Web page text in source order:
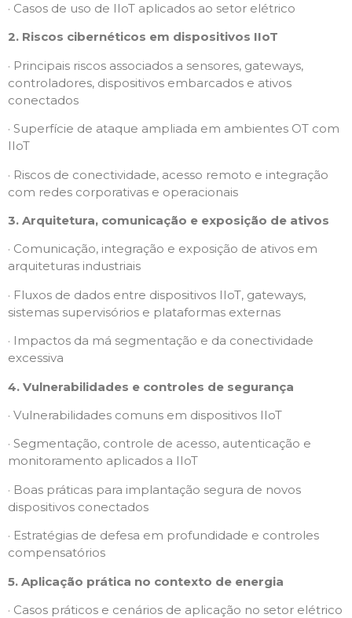
· Casos de uso de IIoT aplicados ao setor elétrico
2. Riscos cibernéticos em dispositivos IIoT
· Principais riscos associados a sensores, gateways,
controladores, dispositivos embarcados e ativos
conectados
· Superfície de ataque ampliada em ambientes OT com
IIoT
· Riscos de conectividade, acesso remoto e integração
com redes corporativas e operacionais
3. Arquitetura, comunicação e exposição de ativos
· Comunicação, integração e exposição de ativos em
arquiteturas industriais
· Fluxos de dados entre dispositivos IIoT, gateways,
sistemas supervisórios e plataformas externas
· Impactos da má segmentação e da conectividade
excessiva
4. Vulnerabilidades e controles de segurança
· Vulnerabilidades comuns em dispositivos IIoT
· Segmentação, controle de acesso, autenticação e
monitoramento aplicados a IIoT
· Boas práticas para implantação segura de novos
dispositivos conectados
· Estratégias de defesa em profundidade e controles
compensatórios
5. Aplicação prática no contexto de energia
· Casos práticos e cenários de aplicação no setor elétrico